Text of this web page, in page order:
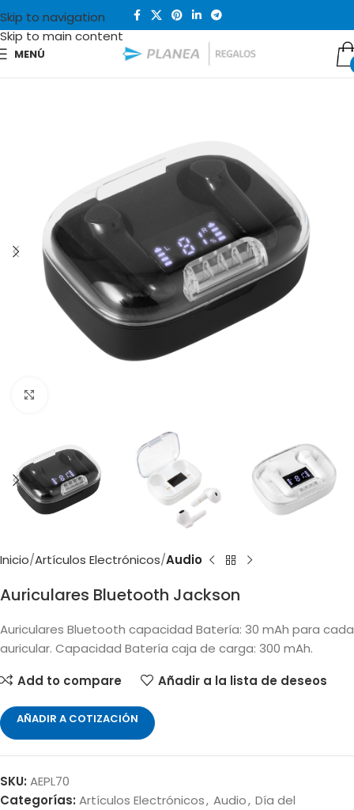
Skip to navigation
Skip to main content
MENÚ
Inicio Artículos Electrónicos Audio
Auriculares Bluetooth Jackson
Auriculares Bluetooth capacidad Batería: 30 mAh para cada
auricular. Capacidad Batería caja de carga: 300 mAh.
Add to compare
Añadir a la lista de deseos
AÑADIR A COTIZACIÓN
SKU: AEPL70
Categorías: Artículos Electrónicos, Audio, Día del